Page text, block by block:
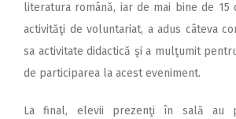
literatura română, iar de mai bine de 15
activităţi de voluntariat, a adus câteva
sa activitate didactică şi a mulţumit
de participarea la acest eveniment.
La final, elevii prezenţi în sală au